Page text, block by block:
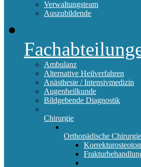
Verwaltungsteam
Auszubildende
Ambulanz
Alternative Heilverfahren
Anästhesie / Intensivmedizin
Augenheilkunde
Bildgebende Diagnostik
Chirurgie
Orthopädische Chirurgie